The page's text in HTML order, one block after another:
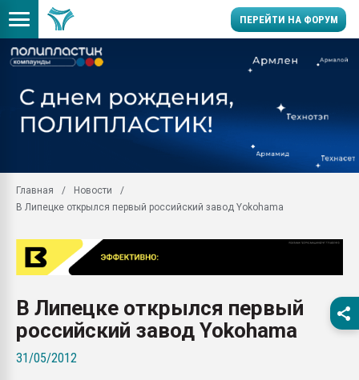
ПЕРЕЙТИ НА ФОРУМ
Вакуум-формовочные
28.07.2026
бутылок
Материал поверхности
вакуумного
Главная
Новости
В Липецке открылся первый российский завод Yokohama
В Липецке открылся первый
российский завод Yokohama
31/05/2012